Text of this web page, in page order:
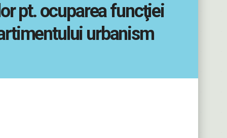
pt. ocuparea funcţiei
urbanism